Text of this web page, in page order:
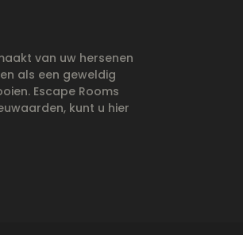
van uw hersenen
als een geweldig
Escape Rooms
kunt u hier